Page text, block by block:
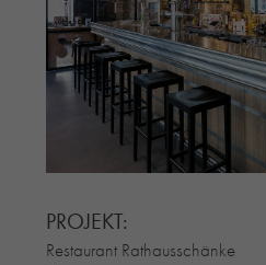
RE-USE-ZIEGEL
GLASUR-ZIEGEL
RE-USE-MÖRTEL
FASSADENPLANUNG
PRIVATKUNDEN
ÜBER UNS
BLOG
PROJEKT:
Restaurant Rathausschänke